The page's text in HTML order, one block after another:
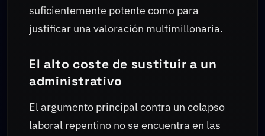
suficientemente potente como para
justificar una valoración multimillonaria.
El alto coste de sustituir a un
administrativo
El argumento principal contra un colapso
laboral repentino no se encuentra en las